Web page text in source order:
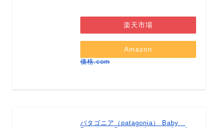
楽天市場
Amazon
価格.com
パタゴニア（patagonia） Baby